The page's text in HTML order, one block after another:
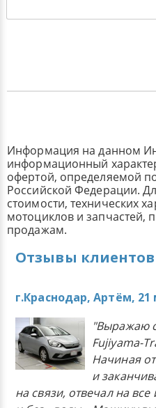
Информация на данном
информационный
офертой, определяемой
Российской Федерации.
стоимости, технических
мотоциклов и запчастей,
продажам.
Отзывы клиентов
г.Краснодар, Артём, 21
"Выражаю
Fujiyama-
Начиная
и
на связи, отвечал на